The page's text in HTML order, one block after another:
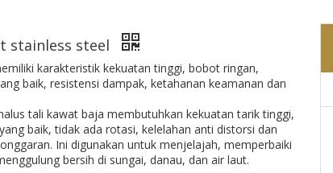
stainless steel
karakteristik kekuatan tinggi, bobot ringan,
baik, resistensi dampak, ketahanan keamanan dan
tali kawat baja membutuhkan kekuatan tarik tinggi,
baik, tidak ada rotasi, kelelahan anti distorsi dan
Ini digunakan untuk menjelajah, memperbaiki
bersih di sungai, danau, dan air laut.